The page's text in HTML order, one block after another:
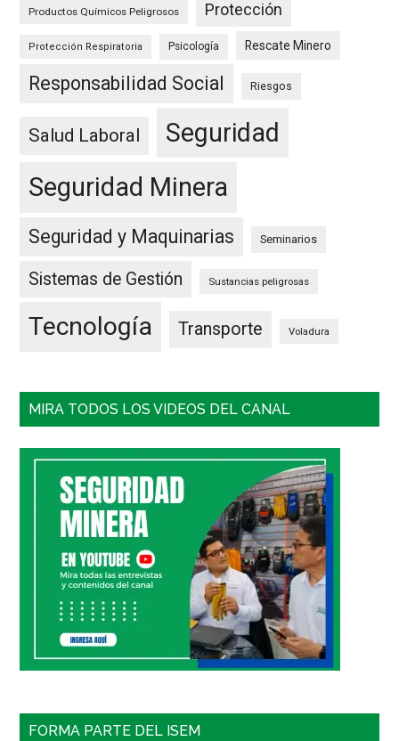
Productos Químicos Peligrosos Protección
Protección Respiratoria Psicología Rescate Minero
Responsabilidad Social Riesgos
Salud Laboral
Seguridad
Seguridad Minera
Seguridad y Maquinarias Seminarios
Sistemas de Gestión Sustancias peligrosas
Tecnología Transporte Voladura
MIRA TODOS LOS VIDEOS DEL CANAL
FORMA PARTE DEL ISEM